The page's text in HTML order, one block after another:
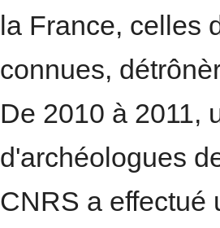
la France, celles
connues,
De 2010 à 2011,
d'archéologues
CNRS a effectué